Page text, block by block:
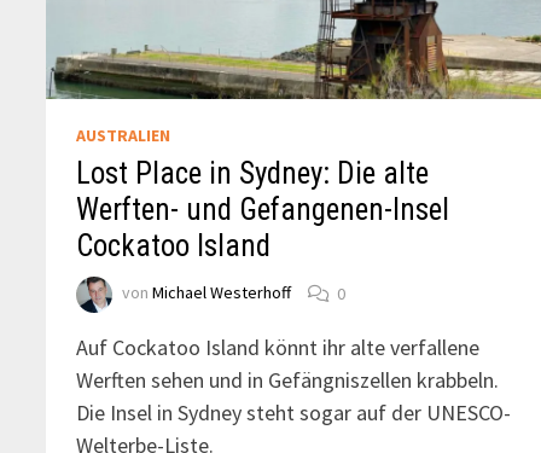
AUSTRALIEN
Lost Place in Sydney: Die alte
Werften- und Gefangenen-Insel
Cockatoo Island
vonMichael Westerhoff 0
Auf Cockatoo Island könnt ihr alte verfallene
Werften sehen und in Gefängniszellen krabbeln.
Die Insel in Sydney steht sogar auf der UNESCO-
Welterbe-Liste.